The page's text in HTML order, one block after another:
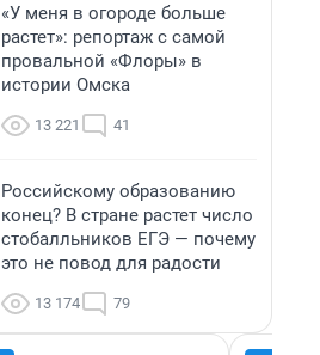
«У меня в огороде больше
растет»: репортаж с самой
провальной «Флоры» в
истории Омска
13 221 41
Российскому образованию
конец? В стране растет число
стобалльников ЕГЭ — почему
это не повод для радости
13 174 79